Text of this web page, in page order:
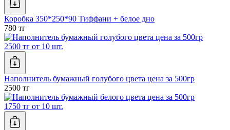
Коробка 350*250*90 Тиффани + белое дно
780 тг
2500 тг от 10 шт.
Наполнитель бумажный голубого цвета цена за 500гр
2500 тг
1750 тг от 10 шт.